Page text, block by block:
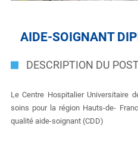
AIDE-SOIGNANT
DESCRIPTION DU
Le Centre Hospitalier Universitaire
soins pour la région Hauts-de-
qualité aide-soignant (CDD)